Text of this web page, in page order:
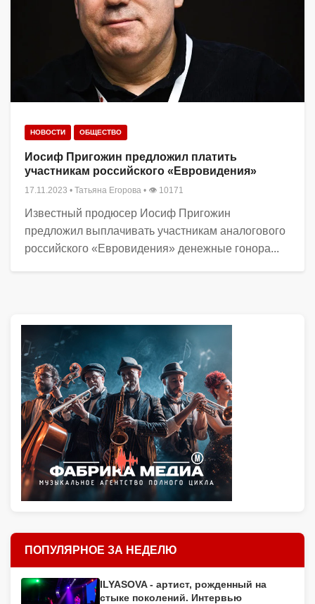
НОВОСТИ ОБЩЕСТВО
Иосиф Пригожин предложил платить
участникам российского «Евровидения»
17.11.2023 • Татьяна Егорова • 👁 10171
Известный продюсер Иосиф Пригожин
предложил выплачивать участникам аналогового
российского «Евровидения» денежные гонора...
ПОПУЛЯРНОЕ ЗА НЕДЕЛЮ
ILYASOVA - артист, рожденный на
стыке поколений. Интервью